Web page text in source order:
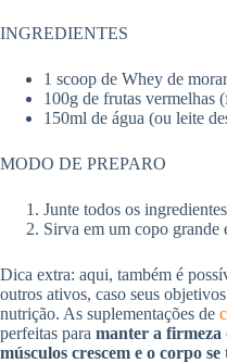
INGREDIENTES
1 scoop de Whey de
100g de frutas vermelhas
150ml de água (ou leite
MODO DE PREPARO
Junte todos os
Sirva em um copo grande
Dica extra: aqui, também é
outros ativos, caso seus
nutrição. As suplementações de
perfeitas para manter a firmeza
músculos crescem e o corpo